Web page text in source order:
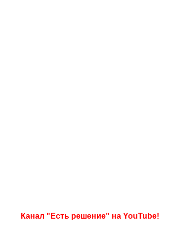
Канал "Есть решение" на YouTube!